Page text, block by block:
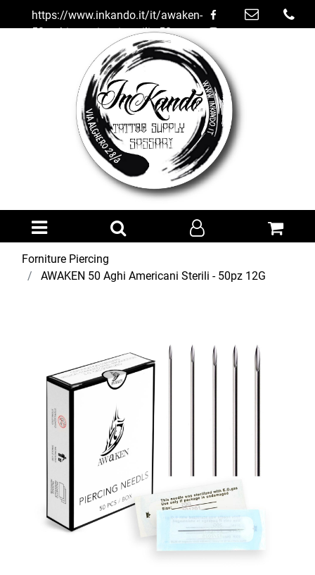
https://www.inkando.it/it/awaken-
50-aghi-americani-sterili---50pz-
Open menu
Forniture Piercing
AWAKEN 50 Aghi Americani Sterili - 50pz 12G